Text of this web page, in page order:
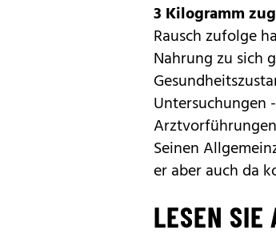
3 Kilogramm
Rausch zufolge
Nahrung zu sich
Untersuchungen
Seinen
er aber auch da
LESEN SIE